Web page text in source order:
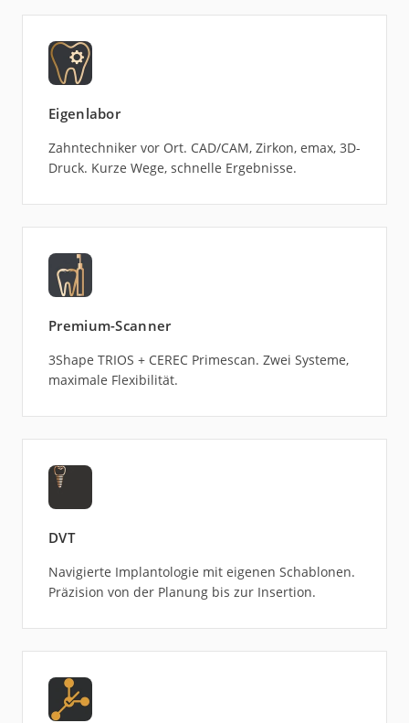
Eigenlabor
Zahntechniker vor Ort. CAD/CAM, Zirkon, emax, 3D-
Druck. Kurze Wege, schnelle Ergebnisse.
Premium-Scanner
3Shape TRIOS + CEREC Primescan. Zwei Systeme,
maximale Flexibilität.
DVT
Navigierte Implantologie mit eigenen Schablonen.
Präzision von der Planung bis zur Insertion.